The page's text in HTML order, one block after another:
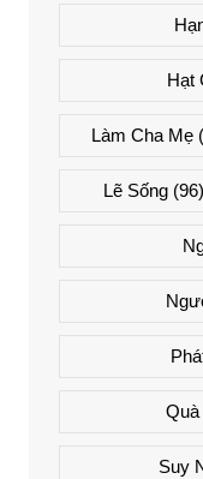
Hạt
Làm Cha Mẹ
Lẽ Sống (96)
Quà
Suy